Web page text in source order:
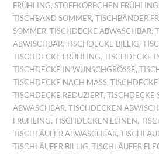
FRÜHLING,STOFFKÖRBCHEN FRÜHLING
TISCHBAND SOMMER,TISCHBÄNDER
SOMMER,TISCHDECKE ABWASCHBAR,
ABWISCHBAR,TISCHDECKE BILLIG,
TISCHDECKE FRÜHLING,TISCHDECKE
TISCHDECKE IN WUNSCHGRÖSSE ,
TISCHDECKE NACH MASS ,
TISCHDECKE REDUZIERT,TISCHDECKE
ABWASCHBAR,TISCHDECKEN
FRÜHLING,TISCHDECKEN LEINEN ,
TISCHLÄUFER ABWASCHBAR,
TISCHLÄUFER BILLIG,TISCHLÄUFER